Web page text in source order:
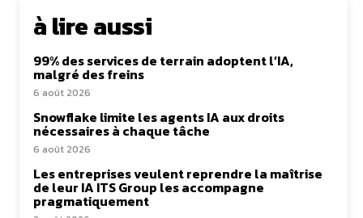
à lire aussi
99% des services de terrain adoptent l’IA,
malgré des freins
6 août 2026
Snowflake limite les agents IA aux droits
nécessaires à chaque tâche
6 août 2026
Les entreprises veulent reprendre la maîtrise
de leur IA ITS Group les accompagne
pragmatiquement